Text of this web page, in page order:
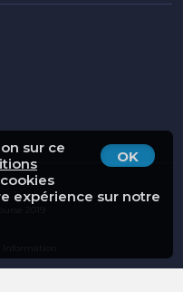
OK
sur ce
expérience sur notre